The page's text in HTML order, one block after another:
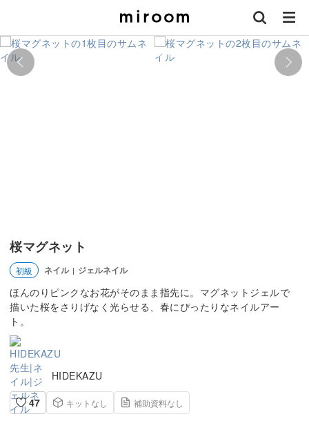
桜マグネット
初級 ネイル | ジェルネイル
ほんのりピンクなお花がそのまま指先に。マグネットジェルで
描いた桜をさりげなく光らせる、春にぴったりなネイルアー
ト。
HIDEKAZU
47
キットなし 補助資料なし